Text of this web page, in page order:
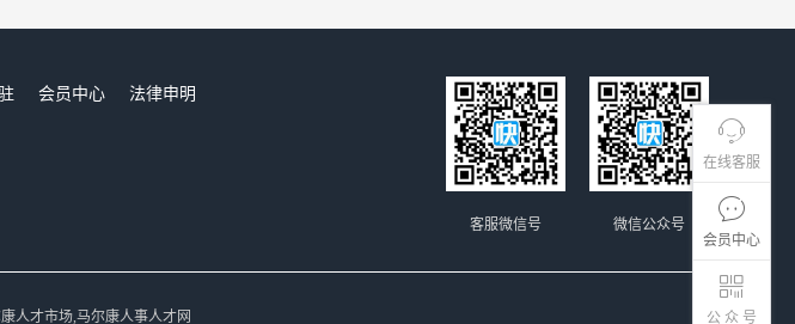
在线客服
会员中心
公 众 号
会员中心
法律申明
微信公众号
客服微信号
人才市场,马尔康人事人才网